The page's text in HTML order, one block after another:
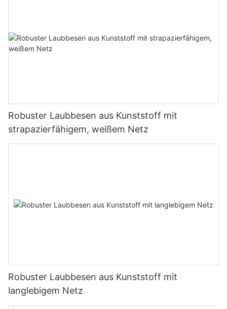
Robuster Laubbesen aus Kunststoff mit
strapazierfähigem, weißem Netz
Robuster Laubbesen aus Kunststoff mit
langlebigem Netz